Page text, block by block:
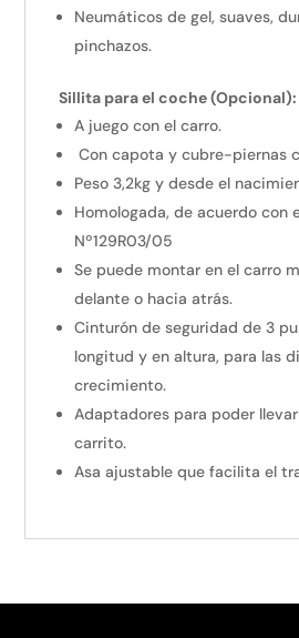
Neumáticos de gel, suaves,
pinchazos.
Sillita para el coche (Opcional):
A juego con el carro.
Con capota y cubre-piernas
Peso 3,2kg y desde el
Homologada, de acuerdo con
Nº129R03/05
Se puede montar en el carro
delante o hacia atrás.
Cinturón de seguridad de 3
longitud y en altura, para las
crecimiento.
Adaptadores para poder
carrito.
Asa ajustable que facilita el